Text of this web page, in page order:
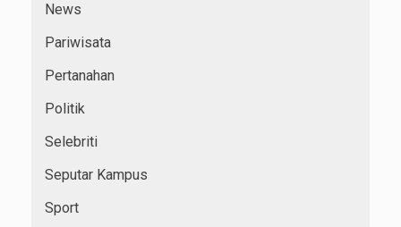
News
Pariwisata
Pertanahan
Politik
Selebriti
Seputar Kampus
Sport